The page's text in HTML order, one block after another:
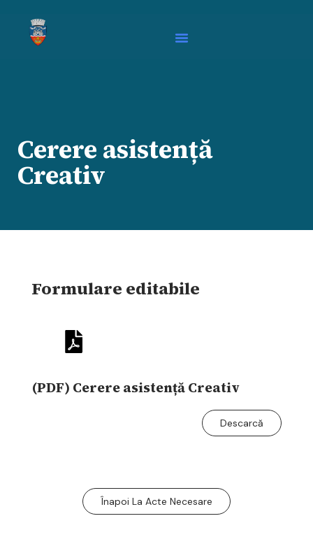
Cerere asistență
Creativ
Formulare editabile
(PDF) Cerere asistență Creativ
Descarcă
Înapoi La Acte Necesare